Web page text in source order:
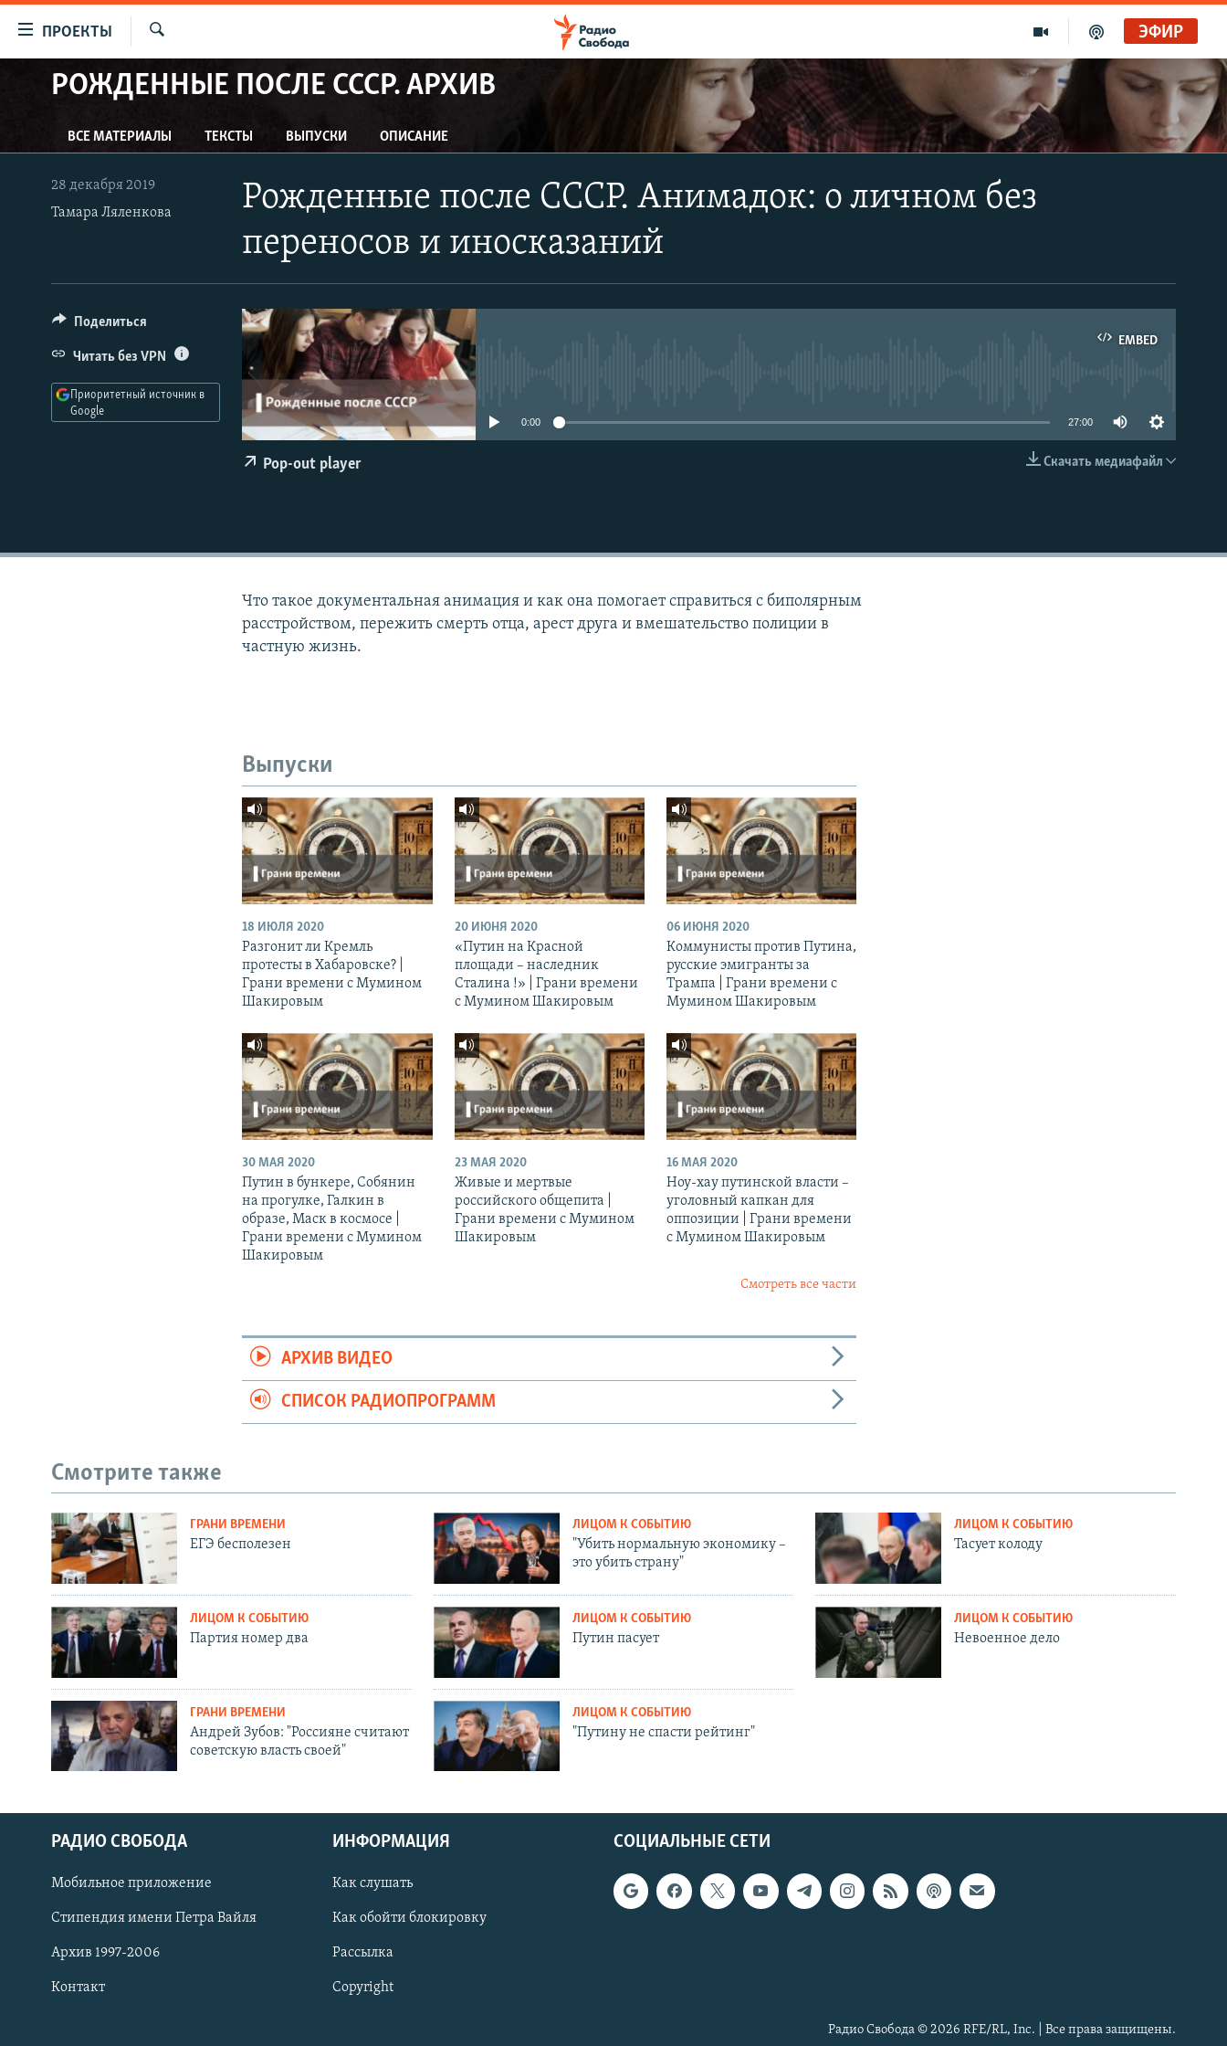
упрощенного
Вернуться
к
основному
содержанию
Вернутся
ПРОЕКТЫ
ПРОГРАММЫ
АВТОРСКИЕ ПРОЕКТЫ
ЦИТАТЫ СВОБОДЫ
МНЕНИЯ
IDEL.РЕАЛИИ
КАВКАЗ.РЕАЛИИ
СЕВЕР.РЕАЛИИ
СИБИРЬ.РЕАЛИИ
РАСПИСАНИЕ ВЕЩАНИЯ
СОЦИАЛЬНЫЕ СЕТИ
ЭФИР
РОЖДЕННЫЕ ПОСЛЕ СССР. АРХИВ
ВСЕ МАТЕРИАЛЫ ТЕКСТЫ ВЫПУСКИ ОПИСАНИЕ
Рожденные после СССР. Анимадок: о личном без
переносов и иносказаний
28 декабря 2019
Тамара Ляленкова
EMBED
EMBED
0:00 27:00
Скачать медиафайл
Pop-out player
Поделиться
Читать без VPN
Приоритетный источник в
Google
Что такое документальная анимация и как она помогает справиться с биполярным
расстройством, пережить смерть отца, арест друга и вмешательство полиции в
частную жизнь.
Выпуски
18 ИЮЛЯ 2020
Разгонит ли Кремль
протесты в Хабаровске? |
Грани времени с Мумином
Шакировым
20 ИЮНЯ 2020
«Путин на Красной
площади – наследник
Сталина !» | Грани времени
с Мумином Шакировым
06 ИЮНЯ 2020
Коммунисты против Путина,
русские эмигранты за
Трампа | Грани времени с
Мумином Шакировым
30 МАЯ 2020
Путин в бункере, Собянин
на прогулке, Галкин в
образе, Маск в космосе |
Грани времени с Мумином
Шакировым
23 МАЯ 2020
Живые и мертвые
российского общепита |
Грани времени с Мумином
Шакировым
16 МАЯ 2020
Ноу-хау путинской власти –
уголовный капкан для
оппозиции | Грани времени
с Мумином Шакировым
Смотреть все части
АРХИВ ВИДЕО
СПИСОК РАДИОПРОГРАММ
Смотрите также
ГРАНИ ВРЕМЕНИ
ЕГЭ бесполезен
ЛИЦОМ К СОБЫТИЮ
"Убить нормальную экономику –
это убить страну"
ЛИЦОМ К СОБЫТИЮ
Тасует колоду
ЛИЦОМ К СОБЫТИЮ
Партия номер два
ЛИЦОМ К СОБЫТИЮ
Путин пасует
ЛИЦОМ К СОБЫТИЮ
Невоенное дело
ГРАНИ ВРЕМЕНИ
Андрей Зубов: "Россияне считают
советскую власть своей"
ЛИЦОМ К СОБЫТИЮ
"Путину не спасти рейтинг"
СОЦИАЛЬНЫЕ СЕТИ
РАДИО СВОБОДА
Мобильное приложение
Стипендия имени Петра Вайля
Архив 1997-2006
Контакт
ИНФОРМАЦИЯ
Как слушать
Как обойти блокировку
Рассылка
Copyright
Радио Свобода © 2026 RFE/RL, Inc. | Все права защищены.